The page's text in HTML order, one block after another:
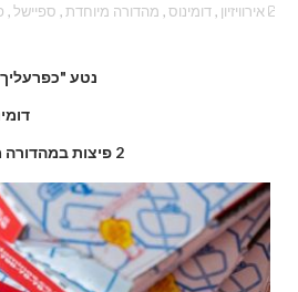
אירוויזיון , דומינוס , מהדורה מיוחדת , ספיישל ,
נטע
2 פיצות במהדורה מוגבלת לאירוויזיון עם